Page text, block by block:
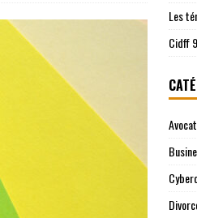
Les
Cidff
Avocat